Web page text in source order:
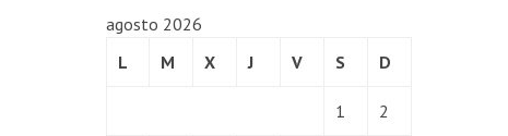
agosto 2026
L
M X J V S D
1 2